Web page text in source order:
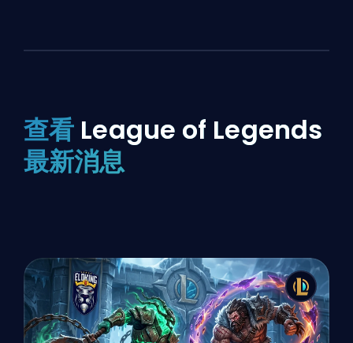
查看 League of Legends
最新消息